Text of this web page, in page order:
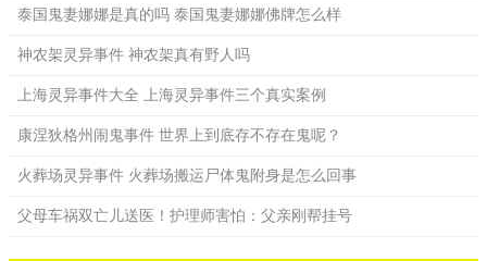
画图。有一天深夜雷电交加，隔天工人们发现他们画图的地方竟
然出现了几个狐狸的头，当他们喊其他人过来看下情况的时候，
泰国鬼妻娜娜是真的吗 泰国鬼妻娜娜佛牌怎么样
神农架灵异事件 神农架真有野人吗
上海灵异事件大全 上海灵异事件三个真实案例
康涅狄格州闹鬼事件 世界上到底存不存在鬼呢？
火葬场灵异事件 火葬场搬运尸体鬼附身是怎么回事
父母车祸双亡儿送医！护理师害怕：父亲刚帮挂号